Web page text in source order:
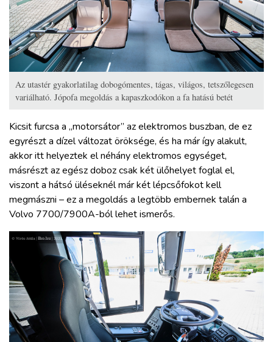
Az utastér gyakorlatilag dobogómentes, tágas, világos, tetszőlegesen
variálható. Jópofa megoldás a kapaszkodókon a fa hatású betét
Kicsit furcsa a „motorsátor” az elektromos buszban, de ez
egyrészt a dízel változat öröksége, és ha már így alakult,
akkor itt helyeztek el néhány elektromos egységet,
másrészt az egész doboz csak két ülőhelyet foglal el,
viszont a hátsó üléseknél már két lépcsőfokot kell
megmászni – ez a megoldás a legtöbb embernek talán a
Volvo 7700/7900A-ból lehet ismerős.